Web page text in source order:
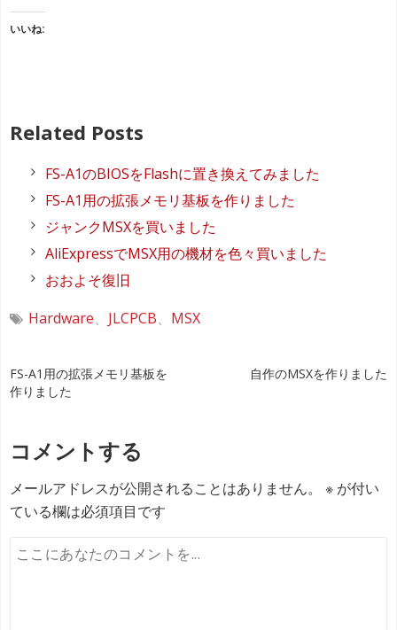
いいね:
Related Posts
FS-A1のBIOSをFlashに置き換えてみました
FS-A1用の拡張メモリ基板を作りました
ジャンクMSXを買いました
AliExpressでMSX用の機材を色々買いました
おおよそ復旧
Hardware、 JLCPCB、 MSX
投
ナ
ビ
ゲ
ー
FS-A1用の拡張メモリ基板を
作りました
自作のMSXを作りました
コメントする
メールアドレスが公開されることはありません。 ※ が付い
ている欄は必須項目です